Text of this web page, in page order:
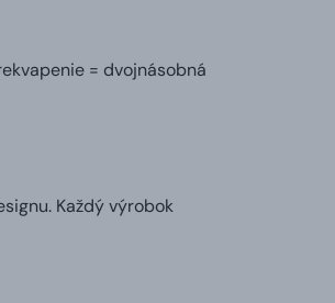
= dvojnásobná
Každý výrobok